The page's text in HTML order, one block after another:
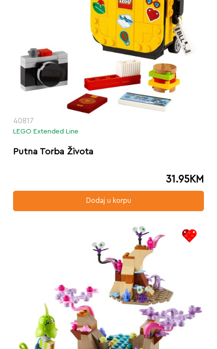
40817
LEGO Extended Line
Putna Torba Života
31.95KM
Dodaj u korpu